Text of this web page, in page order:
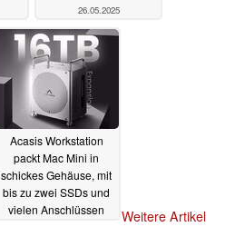
26.05.2025
Acasis Workstation
packt Mac Mini in
schickes Gehäuse, mit
bis zu zwei SSDs und
vielen Anschlüssen
Weitere Artikel